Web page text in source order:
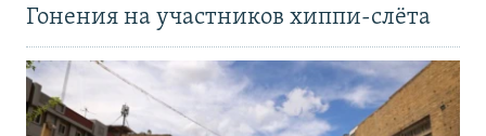
Гонения на участников хиппи-слёта